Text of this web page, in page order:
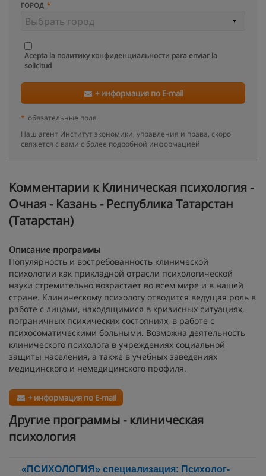
ГОРОД
Acepta la политику конфиденциальности para enviar la
solicitud
+ информация по E-mail
* обязательные поля
Наш агент Институт экономики, управления и права, скоро
свяжется с вами с более подробной информацией
Kомментарии к Клиническая психология -
Очная - Казань - Республика Татарстан
(Татарстан)
Описание программы
Популярность и востребованность клинической
психологии как прикладной отрасли психологической
науки стремительно возрастает во всем мире и в нашей
стране. Клиническому психологу отводится ведущая роль в
работе с лицами, находящимися в кризисных ситуациях,
пограничных психических состояниях, в работе с
психосоматическими больными. Возможна деятельность
клинического психолога в учреждениях социальной
защиты населения, а также в учебных заведениях
медицинского и немедицинского профиля.
+ информация по E-mail
Другие программы - клиническая
психология
«ПСИХОЛОГИЯ» специализация: Психолог-